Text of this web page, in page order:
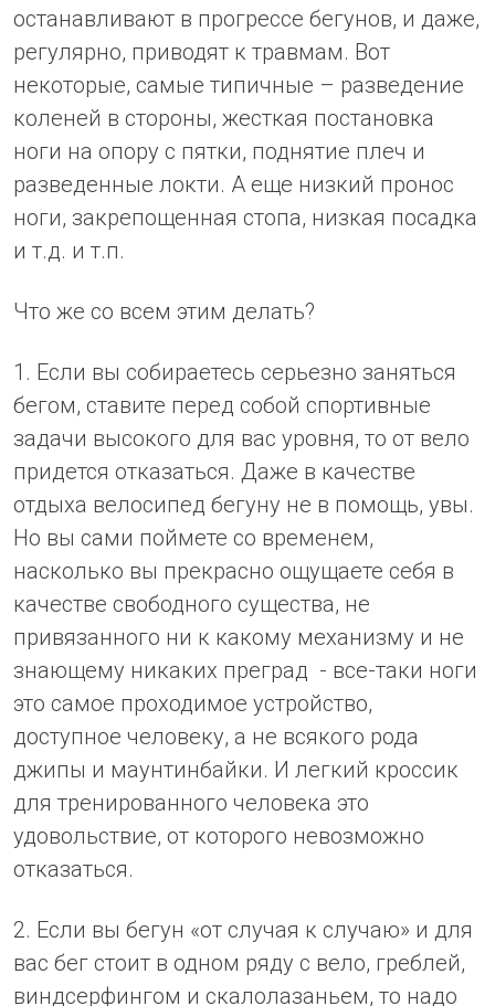
останавливают в прогрессе бегунов, и даже,
регулярно, приводят к травмам. Вот
некоторые, самые типичные – разведение
коленей в стороны, жесткая постановка
ноги на опору с пятки, поднятие плеч и
разведенные локти. А еще низкий пронос
ноги, закрепощенная стопа, низкая посадка
и т.д. и т.п.
Что же со всем этим делать?
1. Если вы собираетесь серьезно заняться
бегом, ставите перед собой спортивные
задачи высокого для вас уровня, то от вело
придется отказаться. Даже в качестве
отдыха велосипед бегуну не в помощь, увы.
Но вы сами поймете со временем,
насколько вы прекрасно ощущаете себя в
качестве свободного существа, не
привязанного ни к какому механизму и не
знающему никаких преград - все-таки ноги
это самое проходимое устройство,
доступное человеку, а не всякого рода
джипы и маунтинбайки. И легкий кроссик
для тренированного человека это
удовольствие, от которого невозможно
отказаться.
2. Если вы бегун «от случая к случаю» и для
вас бег стоит в одном ряду с вело, греблей,
виндсерфингом и скалолазаньем, то надо